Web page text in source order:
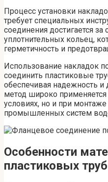
Процесс установки
требует специальных
соединения достигается
уплотнительных кольец,
герметичность и
Использование накладок
соединить пластиковые
обеспечивая надежность и
метод широко
условиях, но и при
промышленных систем
Особенности
пластиковых